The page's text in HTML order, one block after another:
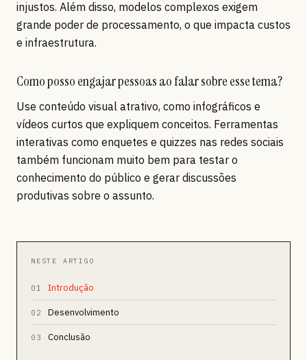
injustos. Além disso, modelos complexos exigem
grande poder de processamento, o que impacta custos
e infraestrutura.
Como posso engajar pessoas ao falar sobre esse tema?
Use conteúdo visual atrativo, como infográficos e
vídeos curtos que expliquem conceitos. Ferramentas
interativas como enquetes e quizzes nas redes sociais
também funcionam muito bem para testar o
conhecimento do público e gerar discussões
produtivas sobre o assunto.
NESTE ARTIGO
01 Introdução
02 Desenvolvimento
03 Conclusão